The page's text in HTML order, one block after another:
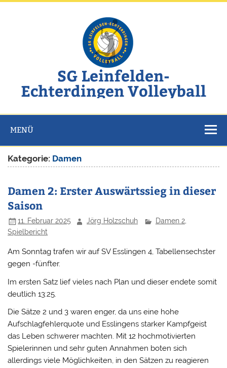
Zum
SG Leinfelden-
Echterdingen Volleyball
MENÜ
Kategorie: Damen
Damen 2: Erster Auswärtssieg in dieser
Saison
11. Februar 2025 Jörg Holzschuh Damen 2,
Spielbericht
Am Sonntag trafen wir auf SV Esslingen 4, Tabellensechster
gegen -fünfter.
Im ersten Satz lief vieles nach Plan und dieser endete somit
deutlich 13:25.
Die Sätze 2 und 3 waren enger, da uns eine hohe
Aufschlagfehlerquote und Esslingens starker Kampfgeist
das Leben schwerer machten. Mit 12 hochmotivierten
Spielerinnen und sehr guten Annahmen boten sich
allerdings viele Möglichkeiten, in den Sätzen zu reagieren